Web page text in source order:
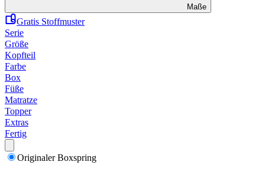
Maße
Gratis Stoffmuster
Serie
Größe
Kopfteil
Farbe
Box
Füße
Matratze
Topper
Extras
Fertig
Originaler Boxspring